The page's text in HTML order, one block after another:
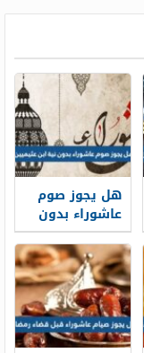
هل يجوز صوم
عاشوراء بدون
نية ابن عثيميين